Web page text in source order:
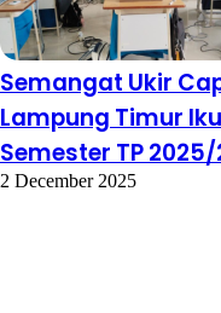
Semangat Ukir
Lampung Timur
Semester TP
2 December 2025